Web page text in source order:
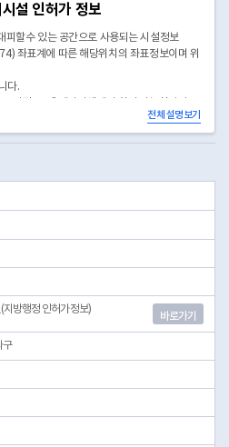
설 인허가 정보
피할수 있는 공간으로 사용되는 시설정보
좌표계에 따른 해당위치의 좌표정보이며 위
다.
OA-22872/S/1/datasetView.do)전체 설명보기
지방행정 인허가정보)
바로가기
구